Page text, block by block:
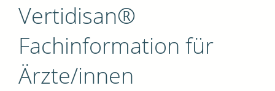
Vertidisan®
Fachinformation für
Ärzte/innen